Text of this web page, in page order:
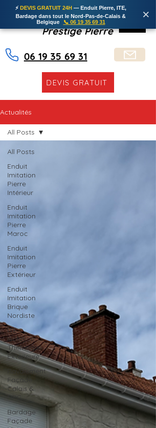
Prestige Pierre
06 19 35 69 31
DEVIS GRATUIT
Actualités
All Posts
Enduit
Imitation
Pierre
Intérieur
Enduit
Imitation
Pierre
Maroc
Enduit
Imitation
Pierre
Extérieur
Enduit
Imitation
Brique
Nordiste
ITE
Isolation
Thermique
Extérieure
Ravalement
Façade
Calais &
NPC
Bardage
Façade
All Posts
⚡ DEVIS GRATUIT 24H — Enduit Pierre, ITE,
Bardage dans tout le Nord-Pas-de-Calais &
Belgique
📞 06 19 35 69 31
✕